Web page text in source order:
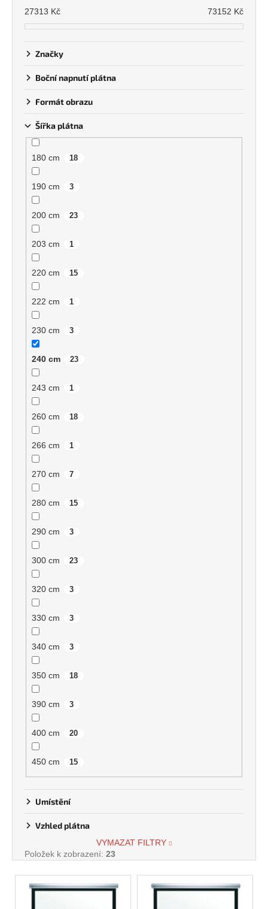
27313 Kč 73152 Kč
Značky
Boční napnutí plátna
Formát obrazu
Šířka plátna
180 cm 18
190 cm 3
200 cm 23
203 cm 1
220 cm 15
222 cm 1
230 cm 3
240 cm 23
243 cm 1
260 cm 18
266 cm 1
270 cm 7
280 cm 15
290 cm 3
300 cm 23
320 cm 3
330 cm 3
340 cm 3
350 cm 18
390 cm 3
400 cm 20
450 cm 15
Umístění
Vzhled plátna
VYMAZAT FILTRY
Položek k zobrazení: 23
V